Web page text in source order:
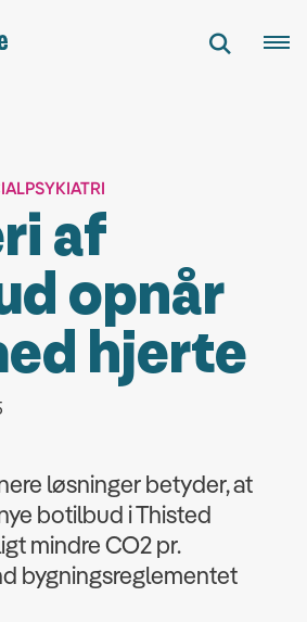
af
opnår
hjerte
løsninger betyder, at
botilbud i Thisted
mindre CO2 pr.
bygningsreglementet